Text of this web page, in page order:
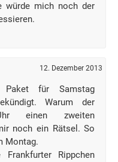
würde mich noch der
12. Dezember 2013
für Samstag
Warum der
einen zweiten
noch ein Rätsel. So
Montag.
Rippchen